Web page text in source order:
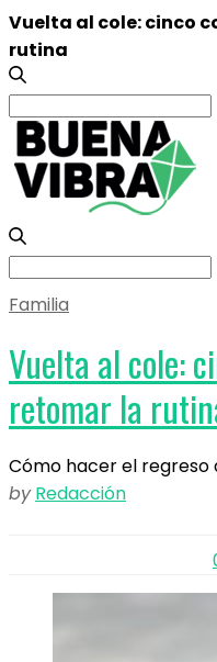
Vuelta al cole: cinco
rutina
Search
for:
Search
Familia
Vuelta al cole:
retomar la
Cómo hacer el
by Redacción